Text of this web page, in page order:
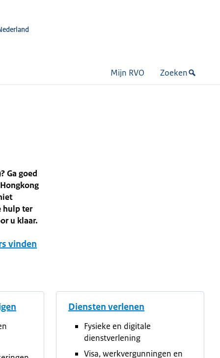
Mijn RVO Zoeken
Ga goed
hulp ter
u klaar.
vinden
Diensten verlenen
Fysieke en digitale
dienstverlening
Visa, werkvergunningen en